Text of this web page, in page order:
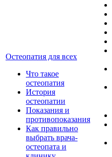
Остеопатия для всех
Что такое
остеопатия
История
остеопатии
Показания и
противопоказания
Как правильно
выбрать врача-
остеопата и